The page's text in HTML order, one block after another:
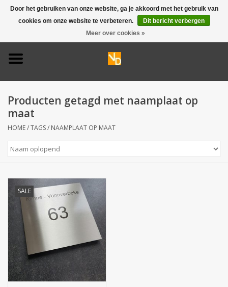
0 Artikelen - €0,00
Deurbel 304
Opruiming
Producten getagd met naamplaat op
maat
HOME/TAGS/ NAAMPLAAT OP MAAT
SALE
Door het gebruiken van onze website, ga je akkoord met het gebruik van
cookies om onze website te verbeteren.
Dit bericht verbergen
Meer over cookies »